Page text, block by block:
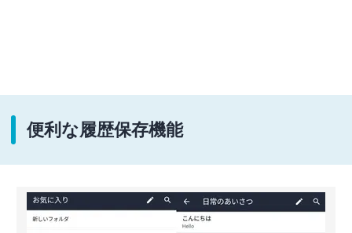
便利な履歴保存機能